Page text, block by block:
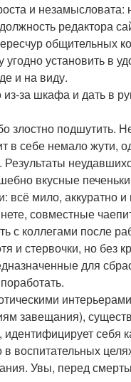
и незамысловата:
редактора
общительных
угодно установить в
и на виду.
за шкафа и дать в
злостно подшутить.
в себе немало жути,
вкусные
всё мило, аккуратно
совместные
с коллегами после
стервочки, но без
для
завещания),
себя
в воспитательных
Увы, перед